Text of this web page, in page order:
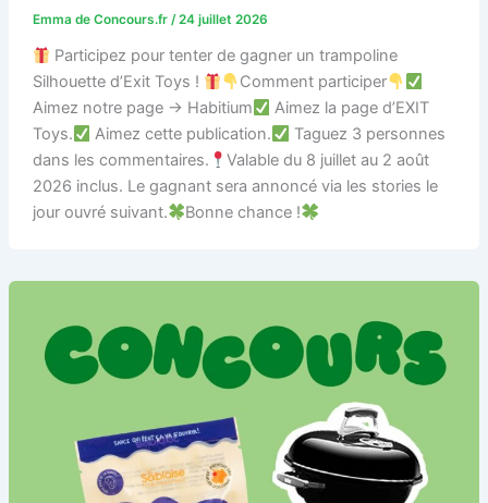
Emma de Concours.fr /24 juillet 2026
Participez pour tenter de gagner un trampoline
Silhouette d’Exit Toys !
Comment participer
Aimez notre page → Habitium
Aimez la page d’EXIT
Toys.
Aimez cette publication.
Taguez 3 personnes
dans les commentaires.
Valable du 8 juillet au 2 août
2026 inclus. Le gagnant sera annoncé via les stories le
jour ouvré suivant.
Bonne chance !